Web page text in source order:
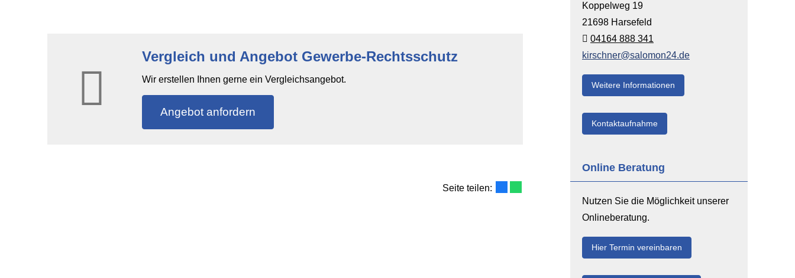
Koppelweg 19
21698 Harsefeld
04164 888 341
kirschner@salomon24.de
Weitere Informationen
Kontaktaufnahme
Online Beratung
Nutzen Sie die Möglichkeit unserer
Onlineberatung.
Hier Termin ver­ein­baren
Vergleich und Angebot Gewerbe-Rechtsschutz
Wir erstellen Ihnen gerne ein Vergleichsangebot.
An­ge­bot an­for­dern
Seite teilen: